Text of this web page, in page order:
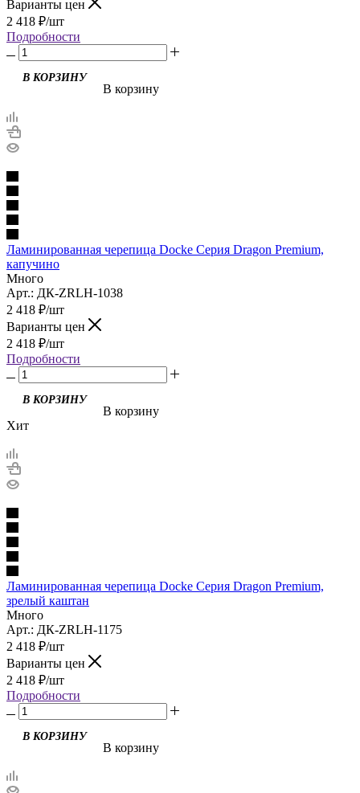
Варианты цен
2 418 ₽/шт
Подробности
В корзину
Ламинированная черепица Docke Серия Dragon Premium,
капучино
Много
Арт.: ДК-ZRLH-1038
2 418 ₽/шт
Варианты цен
2 418 ₽/шт
Подробности
В корзину
Хит
Ламинированная черепица Docke Серия Dragon Premium,
зрелый каштан
Много
Арт.: ДК-ZRLH-1175
2 418 ₽/шт
Варианты цен
2 418 ₽/шт
Подробности
В корзину